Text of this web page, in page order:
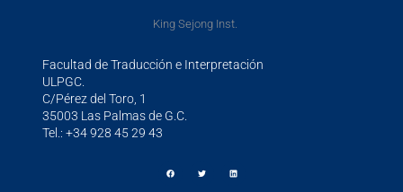
King Sejong Inst.
Facultad de Traducción e Interpretación
ULPGC.
C/Pérez del Toro, 1
35003 Las Palmas de G.C.
Tel.: +34 928 45 29 43